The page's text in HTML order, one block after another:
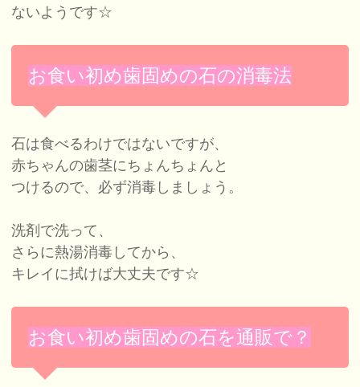
ないようです☆
お食い初め歯固めの石の消毒法
石は食べるわけではないですが、
赤ちゃんの歯茎にちょんちょんと
つけるので、必ず消毒しましょう。
洗剤で洗って、
さらに熱湯消毒してから、
キレイに拭けば大丈夫です☆
お食い初め歯固めの石を通販で？